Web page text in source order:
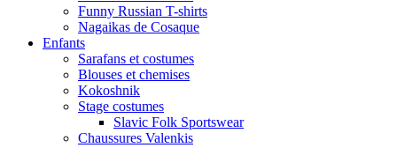
Funny Russian T-shirts
Nagaikas de Cosaque
Enfants
Sarafans et costumes
Blouses et chemises
Kokoshnik
Stage costumes
Slavic Folk Sportswear
Chaussures Valenkis